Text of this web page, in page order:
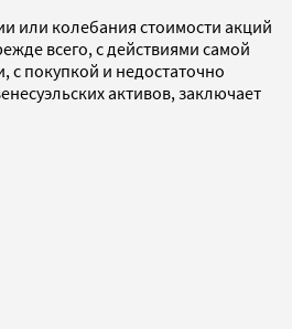
или колебания стоимости акций
всего, с действиями самой
с покупкой и недостаточно
активов, заключает